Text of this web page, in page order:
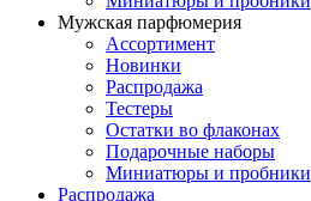
Мужская парфюмерия
Ассортимент
Новинки
Распродажа
Тестеры
Остатки во флаконах
Подарочные наборы
Миниатюры и пробники
Распродажа